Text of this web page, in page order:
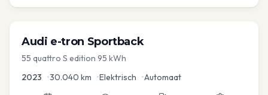
Audi e-tron Sportback
55 quattro S edition 95 kWh
2023 •30.040 km •Elektrisch •Automaat